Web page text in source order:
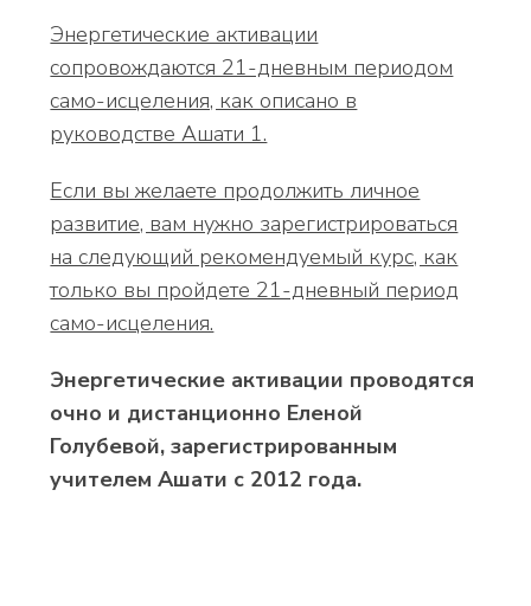
Энергетические активации
сопровождаются 21-дневным периодом
само-исцеления, как описано в
руководстве Ашати 1.
Если вы желаете продолжить личное
развитие, вам нужно зарегистрироваться
на следующий рекомендуемый курс, как
только вы пройдете 21-дневный период
само-исцеления.
Энергетические активации проводятся
очно и дистанционно Еленой
Голубевой, зарегистрированным
учителем Ашати c 2012 года.